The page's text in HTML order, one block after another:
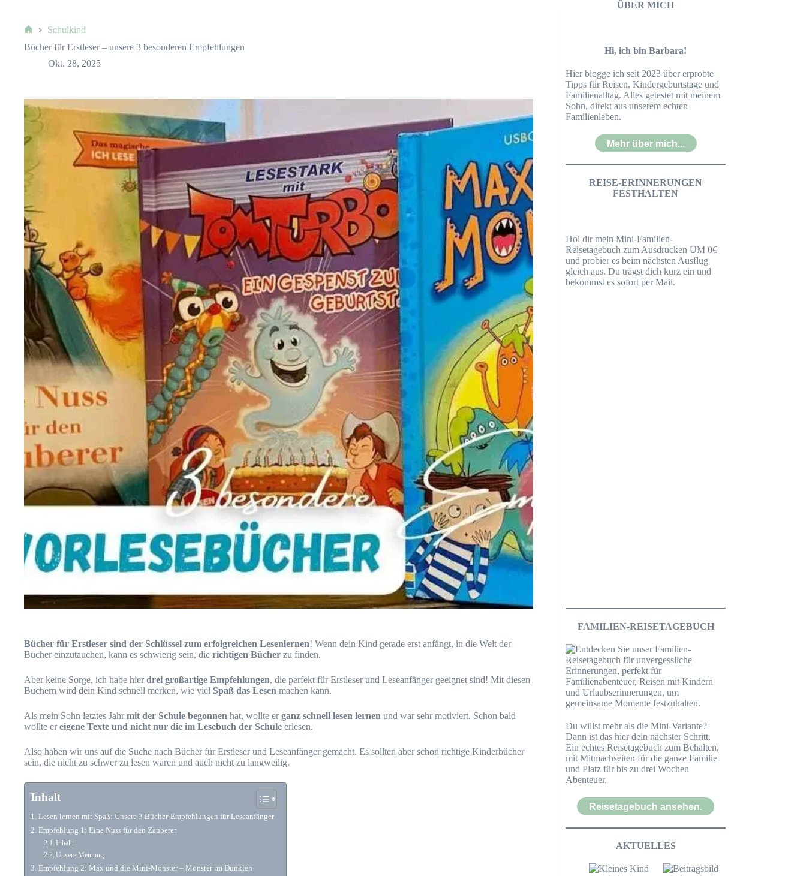
Schulkind
Bücher für Erstleser – unsere 3 besonderen Empfehlungen
Okt. 28, 2025
Bücher für Erstleser sind der Schlüssel zum erfolgreichen Lesenlernen! Wenn dein Kind gerade erst anfängt, in die Welt der
Bücher einzutauchen, kann es schwierig sein, die richtigen Bücher zu finden.
Aber keine Sorge, ich habe hierdrei großartige Empfehlungen, die perfekt für Erstleser und Leseanfänger geeignet sind! Mit diesen
Büchern wird dein Kind schnell merken, wie viel Spaß das Lesen machen kann.
Als mein Sohn letztes Jahrmit der Schule begonnen hat, wollte erganz schnell lesen lernen und war sehr motiviert. Schon bald
wollte ereigene Texte und nicht nur die im Lesebuch der Schule erlesen.
Also haben wir uns auf die Suche nach Bücher für Erstleser und Leseanfänger gemacht. Es sollten aber schon richtige Kinderbücher
sein, die nicht zu schwer zu lesen waren und auch nicht zu langweilig.
Inhalt
Lesen lernen mit Spaß: Unsere 3 Bücher-Empfehlungen für Leseanfänger
Empfehlung 1: Eine Nuss für den Zauberer
Inhalt:
Unsere Meinung:
Empfehlung 2: Max und die Mini-Monster – Monster im Dunklen
ÜBER MICH
Hi, ich bin Barbara!
Hier blogge ich seit 2023 über erprobte
Tipps für Reisen, Kindergeburtstage und
Familienalltag. Alles getestet mit meinem
Sohn, direkt aus unserem echten
Familienleben.
Mehr über mich..
REISE-ERINNERUNGEN
FESTHALTEN
Hol dir mein Mini-Familien-
Reisetagebuch zum Ausdrucken UM 0€
und probier es beim nächsten Ausflug
gleich aus. Du trägst dich kurz ein und
bekommst es sofort per Mail.
FAMILIEN-REISETAGEBUCH
Du willst mehr als die Mini-Variante?
Dann ist das hier dein nächster Schritt.
Ein echtes Reisetagebuch zum Behalten,
mit Mitmachseiten für die ganze Familie
und Platz für bis zu drei Wochen
Abenteuer.
Reisetagebuch ansehen
AKTUELLES